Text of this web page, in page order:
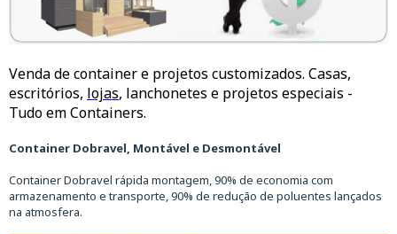
Venda de container e projetos customizados. Casas,
escritórios, lojas, lanchonetes e projetos especiais -
Tudo em Containers.
Container Dobravel, Montável e Desmontável
Container Dobravel rápida montagem, 90% de economia com
armazenamento e transporte, 90% de redução de poluentes lançados
na atmosfera.